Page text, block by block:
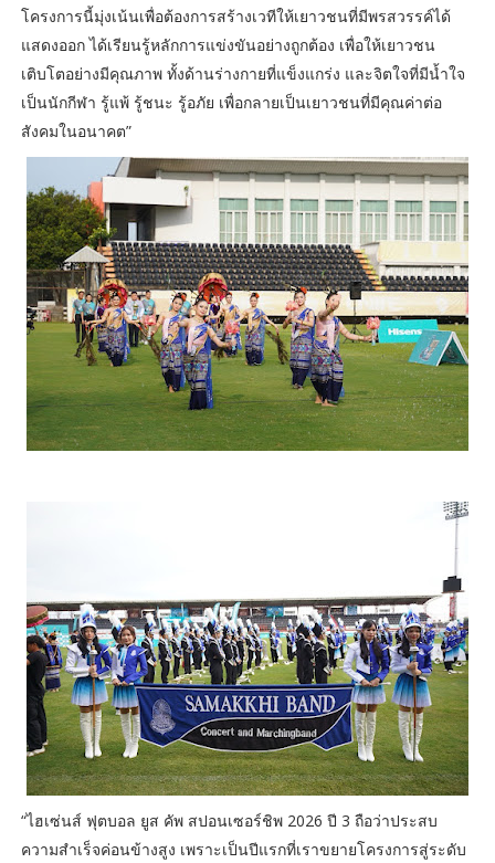
โครงการนี้มุ่งเน้นเพื่อต้องการสร้างเวทีให้เยาวชนที่มีพรสวรรค์ได้
แสดงออก ได้เรียนรู้หลักการแข่งขันอย่างถูกต้อง เพื่อให้เยาวชน
เติบโตอย่างมีคุณภาพ ทั้งด้านร่างกายที่แข็งแกร่ง และจิตใจที่มีน้ำใจ
เป็นนักกีฬา รู้แพ้ รู้ชนะ รู้อภัย เพื่อกลายเป็นเยาวชนที่มีคุณค่าต่อ
สังคมในอนาคต”
“ไฮเซ่นส์ ฟุตบอล ยูส คัพ สปอนเซอร์ชิพ 2026 ปี 3 ถือว่าประสบ
ความสำเร็จค่อนข้างสูง เพราะเป็นปีแรกที่เราขยายโครงการสู่ระดับ